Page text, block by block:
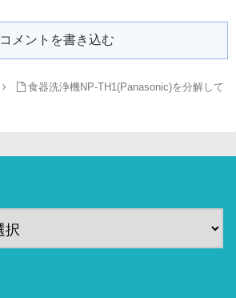
コメントを書き込む
食器洗浄機NP-TH1(Panasonic)を分解して